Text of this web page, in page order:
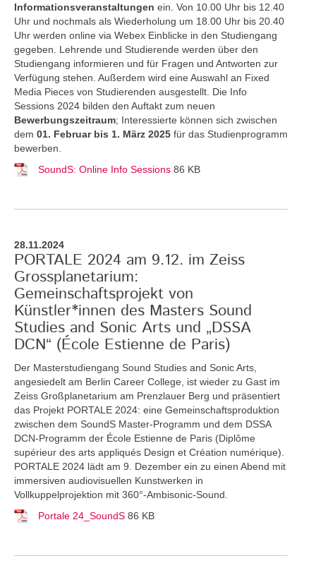
Informationsveranstaltungen ein. Von 10.00 Uhr bis 12.40
Uhr und nochmals als Wiederholung um 18.00 Uhr bis 20.40
Uhr werden online via Webex Einblicke in den Studiengang
gegeben. Lehrende und Studierende werden über den
Studiengang informieren und für Fragen und Antworten zur
Verfügung stehen. Außerdem wird eine Auswahl an Fixed
Media Pieces von Studierenden ausgestellt. Die Info
Sessions 2024 bilden den Auftakt zum neuen
Bewerbungszeitraum; Interessierte können sich zwischen
dem 01. Februar bis 1. März 2025 für das Studienprogramm
bewerben.
SoundS: Online Info Sessions 86 KB
28.11.2024
PORTALE 2024 am 9.12. im Zeiss
Grossplanetarium:
Gemeinschaftsprojekt von
Künstler*innen des Masters Sound
Studies and Sonic Arts und „DSSA
DCN“ (École Estienne de Paris)
Der Masterstudiengang Sound Studies and Sonic Arts,
angesiedelt am Berlin Career College, ist wieder zu Gast im
Zeiss Großplanetarium am Prenzlauer Berg und präsentiert
das Projekt PORTALE 2024: eine Gemeinschaftsproduktion
zwischen dem SoundS Master-Programm und dem DSSA
DCN-Programm der École Estienne de Paris (Diplôme
supérieur des arts appliqués Design et Création numérique).
PORTALE 2024 lädt am 9. Dezember ein zu einen Abend mit
immersiven audiovisuellen Kunstwerken in
Vollkuppelprojektion mit 360°-Ambisonic-Sound.
Portale 24_SoundS 86 KB